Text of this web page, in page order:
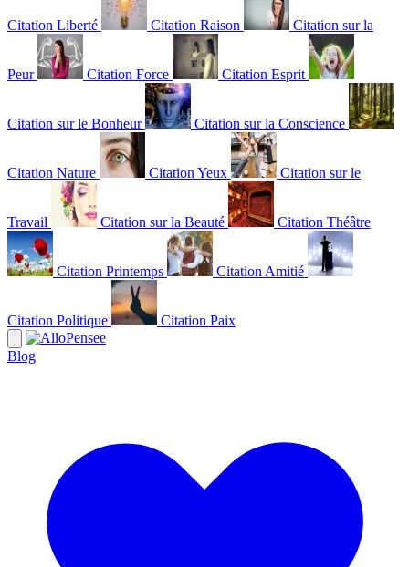
Citation Liberté Citation Raison Citation sur la
Peur Citation Force Citation Esprit
Citation sur le Bonheur Citation sur la Conscience
Citation Nature Citation Yeux Citation sur le
Travail Citation sur la Beauté Citation Théâtre
Citation Printemps Citation Amitié
Citation Politique Citation Paix
Blog